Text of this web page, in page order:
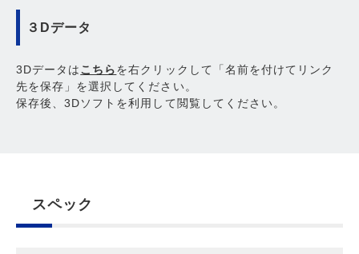
３Dデータ
3Dデータはこちらを右クリックして「名前を付けてリンク
先を保存」を選択してください。
保存後、3Dソフトを利用して閲覧してください。
スペック